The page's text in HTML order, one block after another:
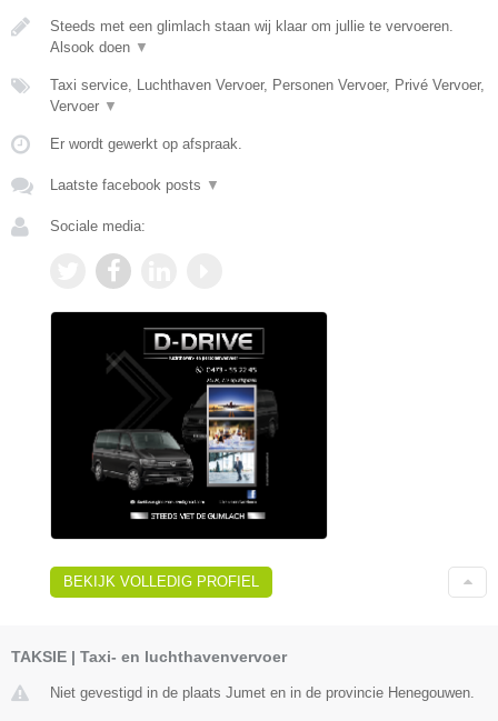
Steeds met een glimlach staan wij klaar om jullie te vervoeren.
Alsook doen ▼
Taxi service, Luchthaven Vervoer, Personen Vervoer, Privé Vervoer,
Vervoer ▼
Er wordt gewerkt op afspraak.
Laatste facebook posts ▼
Sociale media:
BEKIJK VOLLEDIG PROFIEL
TAKSIE | Taxi- en luchthavenvervoer
Niet gevestigd in de plaats Jumet en in de provincie Henegouwen.